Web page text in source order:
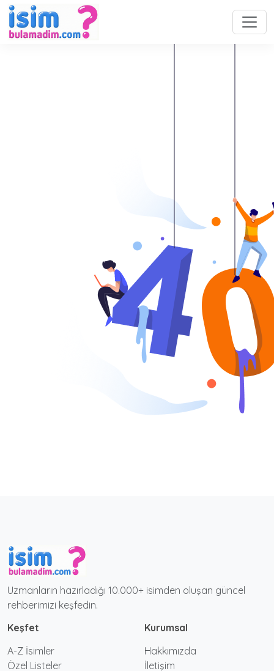
Uzmanların hazırladığı 10.000+ isimden oluşan güncel
rehberimizi keşfedin.
Keşfet
A-Z İsimler
Özel Listeler
Kurumsal
Hakkımızda
İletişim